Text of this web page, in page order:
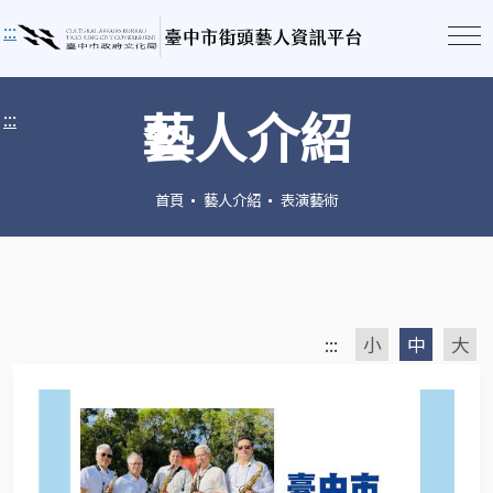
:::
::: 藝人介紹
首頁 藝人介紹 表演藝術
::: 小 中 大